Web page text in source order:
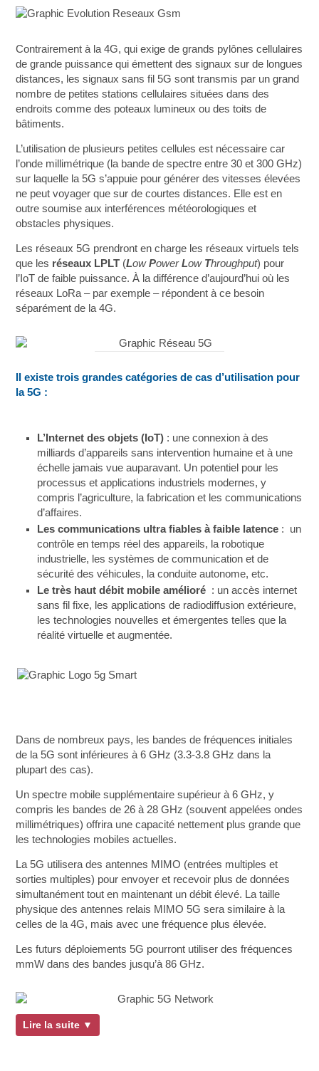
Contrairement à la 4G, qui exige de grands pylônes cellulaires
de grande puissance qui émettent des signaux sur de longues
distances, les signaux sans fil 5G sont transmis par un grand
nombre de petites stations cellulaires situées dans des
endroits comme des poteaux lumineux ou des toits de
bâtiments.
L’utilisation de plusieurs petites cellules est nécessaire car
l’onde millimétrique (la bande de spectre entre 30 et 300 GHz)
sur laquelle la 5G s’appuie pour générer des vitesses élevées
ne peut voyager que sur de courtes distances. Elle est en
outre soumise aux interférences météorologiques et
obstacles physiques.
Les réseaux 5G prendront en charge les réseaux virtuels tels
que les réseaux LPLT (LowPowerLow Throughput) pour
l’IoT de faible puissance. À la différence d’aujourd’hui où les
réseaux LoRa – par exemple – répondent à ce besoin
séparément de la 4G.
Il existe trois grandes catégories de cas d’utilisation pour
la 5G :
L’Internet des objets (IoT) : une connexion à des
milliards d’appareils sans intervention humaine et à une
échelle jamais vue auparavant. Un potentiel pour les
processus et applications industriels modernes, y
compris l’agriculture, la fabrication et les communications
d’affaires.
Les communications ultra fiables à faible latence : un
contrôle en temps réel des appareils, la robotique
industrielle, les systèmes de communication et de
sécurité des véhicules, la conduite autonome, etc.
Le très haut débit mobile amélioré : un accès internet
sans fil fixe, les applications de radiodiffusion extérieure,
les technologies nouvelles et émergentes telles que la
réalité virtuelle et augmentée.
Dans de nombreux pays, les bandes de fréquences initiales
de la 5G sont inférieures à 6 GHz (3.3-3.8 GHz dans la
plupart des cas).
Un spectre mobile supplémentaire supérieur à 6 GHz, y
compris les bandes de 26 à 28 GHz (souvent appelées ondes
millimétriques) offrira une capacité nettement plus grande que
les technologies mobiles actuelles.
La 5G utilisera des antennes MIMO (entrées multiples et
sorties multiples) pour envoyer et recevoir plus de données
simultanément tout en maintenant un débit élevé. La taille
physique des antennes relais MIMO 5G sera similaire à la
celles de la 4G, mais avec une fréquence plus élevée.
Les futurs déploiements 5G pourront utiliser des fréquences
mmW dans des bandes jusqu’à 86 GHz.
Lire la suite ▼